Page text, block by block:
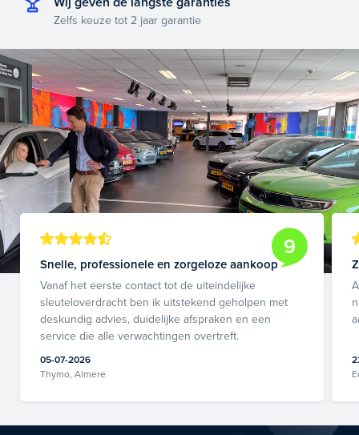
Zelfs keuze tot 2 jaar garantie
9
Snelle, professionele en zorgeloze aankoop
Vanaf het eerste contact tot de uiteindelijke
sleuteloverdracht ben ik uitstekend geholpen met
deskundig advies, duidelijke afspraken en een
service die alle verwachtingen overtreft.
05-07-2026
Thymo, Almere